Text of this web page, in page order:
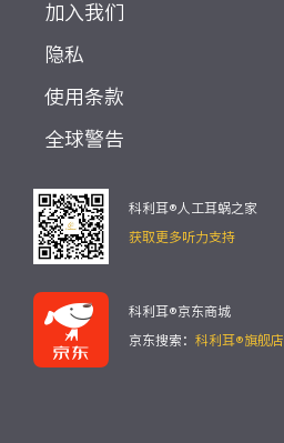
加入我们
隐私
使用条款
全球警告
科利耳®人工耳蜗之家
获取更多听力支持
科利耳®京东商城
京东搜索： 科利耳®旗舰店